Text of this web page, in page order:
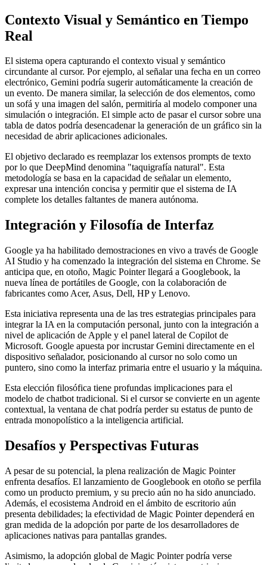
Contexto Visual y Semántico en Tiempo
Real
El sistema opera capturando el contexto visual y semántico
circundante al cursor. Por ejemplo, al señalar una fecha en un correo
electrónico, Gemini podría sugerir automáticamente la creación de
un evento. De manera similar, la selección de dos elementos, como
un sofá y una imagen del salón, permitiría al modelo componer una
simulación o integración. El simple acto de pasar el cursor sobre una
tabla de datos podría desencadenar la generación de un gráfico sin la
necesidad de abrir aplicaciones adicionales.
El objetivo declarado es reemplazar los extensos prompts de texto
por lo que DeepMind denomina "taquigrafía natural". Esta
metodología se basa en la capacidad de señalar un elemento,
expresar una intención concisa y permitir que el sistema de IA
complete los detalles faltantes de manera autónoma.
Integración y Filosofía de Interfaz
Google ya ha habilitado demostraciones en vivo a través de Google
AI Studio y ha comenzado la integración del sistema en Chrome. Se
anticipa que, en otoño, Magic Pointer llegará a Googlebook, la
nueva línea de portátiles de Google, con la colaboración de
fabricantes como Acer, Asus, Dell, HP y Lenovo.
Esta iniciativa representa una de las tres estrategias principales para
integrar la IA en la computación personal, junto con la integración a
nivel de aplicación de Apple y el panel lateral de Copilot de
Microsoft. Google apuesta por incrustar Gemini directamente en el
dispositivo señalador, posicionando al cursor no solo como un
puntero, sino como la interfaz primaria entre el usuario y la máquina.
Esta elección filosófica tiene profundas implicaciones para el
modelo de chatbot tradicional. Si el cursor se convierte en un agente
contextual, la ventana de chat podría perder su estatus de punto de
entrada monopolístico a la inteligencia artificial.
Desafíos y Perspectivas Futuras
A pesar de su potencial, la plena realización de Magic Pointer
enfrenta desafíos. El lanzamiento de Googlebook en otoño se perfila
como un producto premium, y su precio aún no ha sido anunciado.
Además, el ecosistema Android en el ámbito de escritorio aún
presenta debilidades; la efectividad de Magic Pointer dependerá en
gran medida de la adopción por parte de los desarrolladores de
aplicaciones nativas para pantallas grandes.
Asimismo, la adopción global de Magic Pointer podría verse